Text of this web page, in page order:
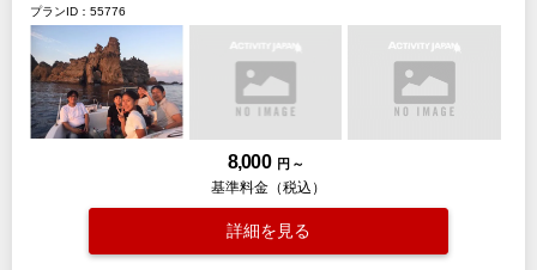
プランID：55776
8,000 円 ～
基準料金（税込）
詳細を見る